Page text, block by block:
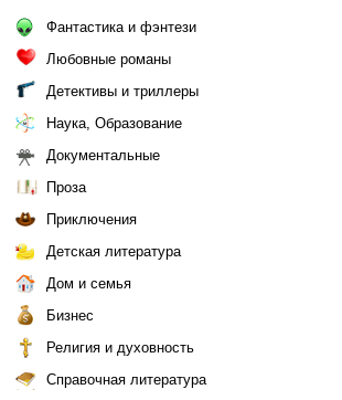
Фантастика и фэнтези
Любовные романы
Детективы и триллеры
Наука, Образование
Документальные
Проза
Приключения
Детская литература
Дом и семья
Бизнес
Религия и духовность
Справочная литература